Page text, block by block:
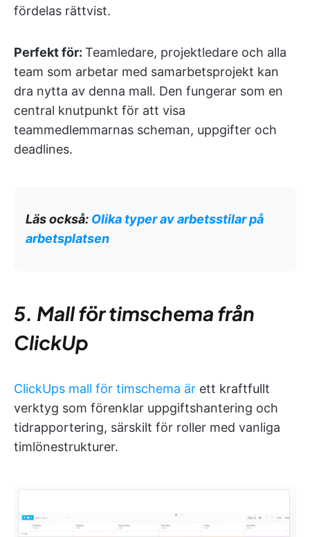
fördelas rättvist.
Perfekt för: Teamledare, projektledare och alla
team som arbetar med samarbetsprojekt kan
dra nytta av denna mall. Den fungerar som en
central knutpunkt för att visa
teammedlemmarnas scheman, uppgifter och
deadlines.
Läs också: Olika typer av arbetsstilar på
arbetsplatsen
5. Mall för timschema från
ClickUp
ClickUps mall för timschema är ett kraftfullt
verktyg som förenklar uppgiftshantering och
tidrapportering, särskilt för roller med vanliga
timlönestrukturer.